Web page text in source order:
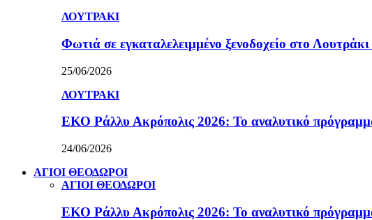
ΛΟΥΤΡΑΚΙ
Φωτιά σε εγκαταλελειμμένο ξενοδοχείο στο
25/06/2026
ΛΟΥΤΡΑΚΙ
ΕΚΟ Ράλλυ Ακρόπολις 2026: Το αναλυτικό
24/06/2026
ΑΓΙΟΙ ΘΕΟΔΩΡΟΙ
ΑΓΙΟΙ ΘΕΟΔΩΡΟΙ
ΕΚΟ Ράλλυ Ακρόπολις 2026: Το αναλυτικό